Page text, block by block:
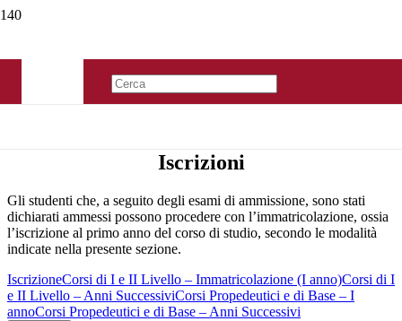
Iscrizioni
Gli studenti che, a seguito degli esami di ammissione, sono stati
dichiarati ammessi possono procedere con l’immatricolazione, ossia
l’iscrizione al primo anno del corso di studio, secondo le modalità
indicate nella presente sezione.
IscrizioneCorsi di I e II Livello – Immatricolazione (I anno)Corsi di I
e II Livello – Anni SuccessiviCorsi Propedeutici e di Base – I
annoCorsi Propedeutici e di Base – Anni Successivi